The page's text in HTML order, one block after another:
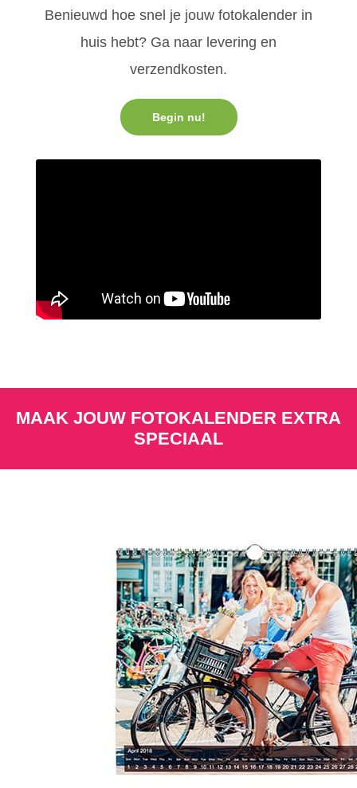
Benieuwd hoe snel je jouw fotokalender in
huis hebt? Ga naar levering en
verzendkosten.
Begin nu!
MAAK JOUW FOTOKALENDER EXTRA
SPECIAAL